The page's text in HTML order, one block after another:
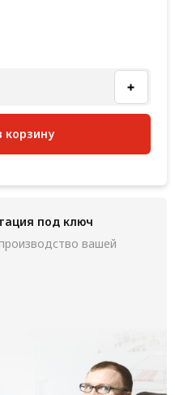
корзину
под ключ
вашей